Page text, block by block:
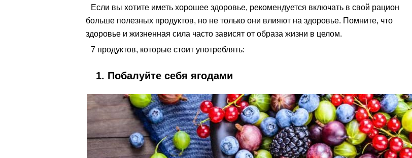
Если вы хотите иметь хорошее здоровье, рекомендуется включать в свой рацион
больше полезных продуктов, но не только они влияют на здоровье. Помните, что
здоровье и жизненная сила часто зависят от образа жизни в целом.
7 продуктов, которые стоит употреблять:
1. Побалуйте себя ягодами